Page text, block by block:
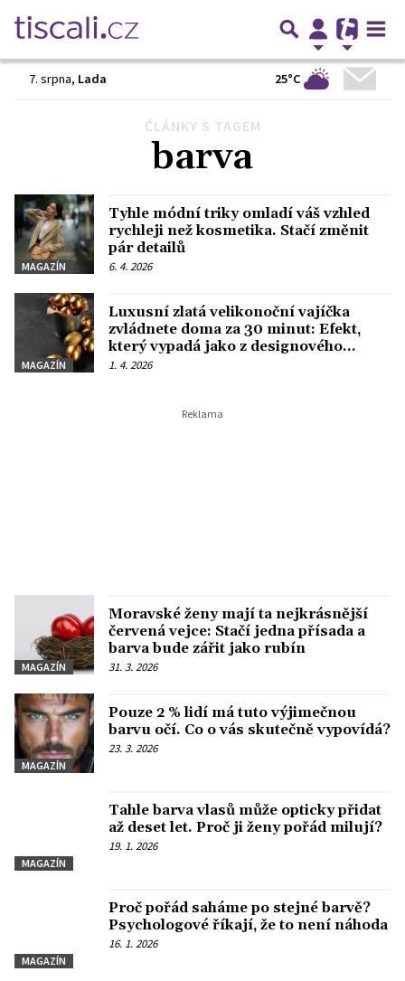
7. srpna, Lada 25°C
ČLÁNKY S TAGEM
barva
MAGAZÍN
Tyhle módní triky omladí váš vzhled
rychleji než kosmetika. Stačí změnit
pár detailů
6. 4. 2026
MAGAZÍN
Luxusní zlatá velikonoční vajíčka
zvládnete doma za 30 minut: Efekt,
který vypadá jako z designového
obchodu
1. 4. 2026
MAGAZÍN
Moravské ženy mají ta nejkrásnější
červená vejce: Stačí jedna přísada a
barva bude zářit jako rubín
31. 3. 2026
MAGAZÍN
Pouze 2 % lidí má tuto výjimečnou
barvu očí. Co o vás skutečně vypovídá?
23. 3. 2026
MAGAZÍN
Tahle barva vlasů může opticky přidat
až deset let. Proč ji ženy pořád milují?
19. 1. 2026
MAGAZÍN
Proč pořád saháme po stejné barvě?
Psychologové říkají, že to není náhoda
16. 1. 2026
Další